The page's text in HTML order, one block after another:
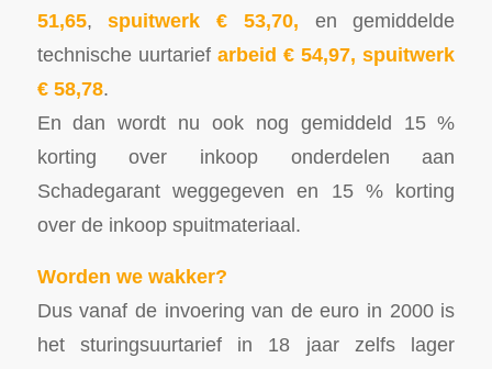
51,65,spuitwerk € 53,70, en gemiddelde
technische uurtarief arbeid € 54,97, spuitwerk
€ 58,78.
En dan wordt nu ook nog gemiddeld 15 %
korting over inkoop onderdelen aan
Schadegarant weggegeven en 15 % korting
over de inkoop spuitmateriaal.
Worden we wakker?
Dus vanaf de invoering van de euro in 2000 is
het sturingsuurtarief in 18 jaar zelfs lager